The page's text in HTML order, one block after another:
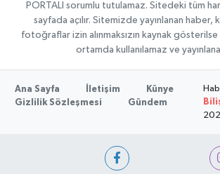
PORTALI sorumlu tutulamaz. Sitedeki tüm
sayfada açılır. Sitemizde yayınlanan haber,
fotoğraflar izin alınmaksızın kaynak
ortamda kullanılamaz ve
Ana Sayfa İletişim
Künye
Gizlilik Sözleşmesi
Gündem